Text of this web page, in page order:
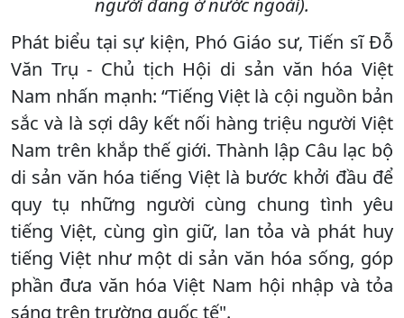
người đang ở nước ngoài).
Phát biểu tại sự kiện, Phó Giáo sư, Tiến sĩ Đỗ
Văn Trụ - Chủ tịch Hội di sản văn hóa Việt
Nam nhấn mạnh: “Tiếng Việt là cội nguồn bản
sắc và là sợi dây kết nối hàng triệu người Việt
Nam trên khắp thế giới. Thành lập Câu lạc bộ
di sản văn hóa tiếng Việt là bước khởi đầu để
quy tụ những người cùng chung tình yêu
tiếng Việt, cùng gìn giữ, lan tỏa và phát huy
tiếng Việt như một di sản văn hóa sống, góp
phần đưa văn hóa Việt Nam hội nhập và tỏa
sáng trên trường quốc tế".